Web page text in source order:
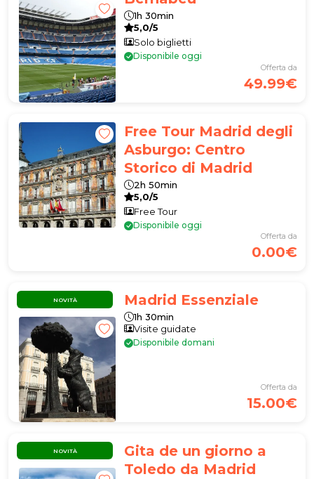
1h 30min
5,0/5
Solo biglietti
Disponibile oggi
Offerta da
49.99€
Free Tour Madrid degli
Asburgo: Centro
Storico di Madrid
2h 50min
5,0/5
Free Tour
Disponibile oggi
Offerta da
0.00€
NOVITÀ Madrid Essenziale
1h 30min
Visite guidate
Disponibile domani
Offerta da
15.00€
NOVITÀ
Gita de un giorno a
Toledo da Madrid